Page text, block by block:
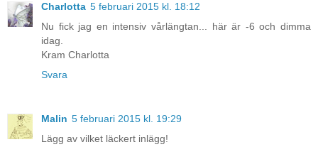
Charlotta 5 februari 2015 kl. 18:12
Nu fick jag en intensiv vårlängtan... här är -6 och dimma
idag.
Kram Charlotta
Svara
Malin 5 februari 2015 kl. 19:29
Lägg av vilket läckert inlägg!